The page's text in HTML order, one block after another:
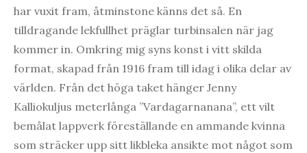
har vuxit fram, åtminstone känns det så. En
tilldragande lekfullhet präglar turbinsalen när jag
kommer in. Omkring mig syns konst i vitt skilda
format, skapad från 1916 fram till idag i olika delar av
världen. Från det höga taket hänger Jenny
Kalliokuljus meterlånga ”Vardagarnanana”, ett vilt
bemålat lappverk föreställande en ammande kvinna
som sträcker upp sitt likbleka ansikte mot något som